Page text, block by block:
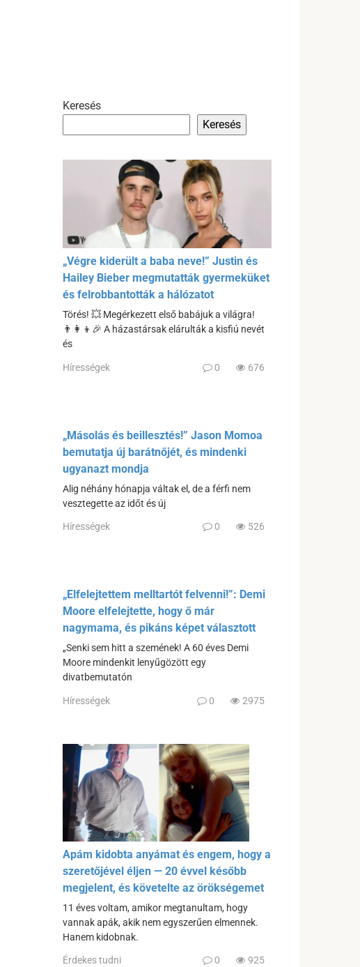
Keresés
Keresés
„Végre kiderült a baba neve!” Justin és
Hailey Bieber megmutatták gyermeküket
és felrobbantották a hálózatot
Törés! 💥 Megérkezett első babájuk a világra!
👨‍👩‍👦🎉 A házastársak elárulták a kisfiú nevét
és
Hírességek 0 676
„Másolás és beillesztés!” Jason Momoa
bemutatja új barátnőjét, és mindenki
ugyanazt mondja
Alig néhány hónapja váltak el, de a férfi nem
vesztegette az időt és új
Hírességek 0 526
„Elfelejtettem melltartót felvenni!”: Demi
Moore elfelejtette, hogy ő már
nagymama, és pikáns képet választott
„Senki sem hitt a szemének! A 60 éves Demi
Moore mindenkit lenyűgözött egy
divatbemutatón
Hírességek 0 2975
Apám kidobta anyámat és engem, hogy a
szeretőjével éljen — 20 évvel később
megjelent, és követelte az örökségemet
11 éves voltam, amikor megtanultam, hogy
vannak apák, akik nem egyszerűen elmennek.
Hanem kidobnak.
Érdekes tudni 0 925